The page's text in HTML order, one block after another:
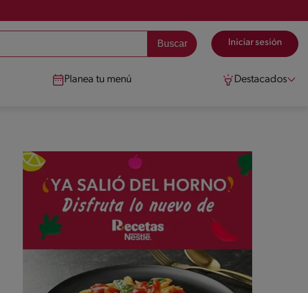
Iniciar sesión
Planea tu menú Destacados